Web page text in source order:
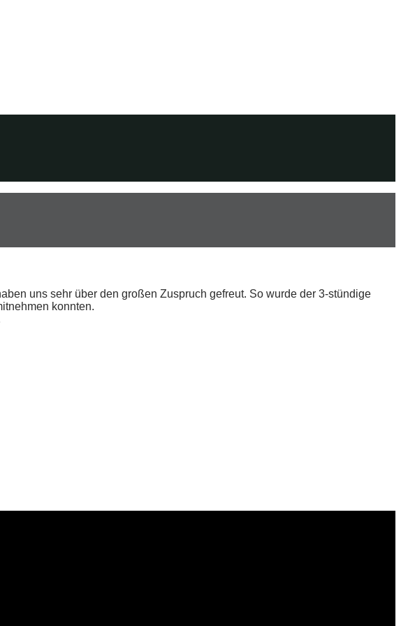
uns sehr über den großen Zuspruch gefreut. So wurde der 3-stündige
konnten.